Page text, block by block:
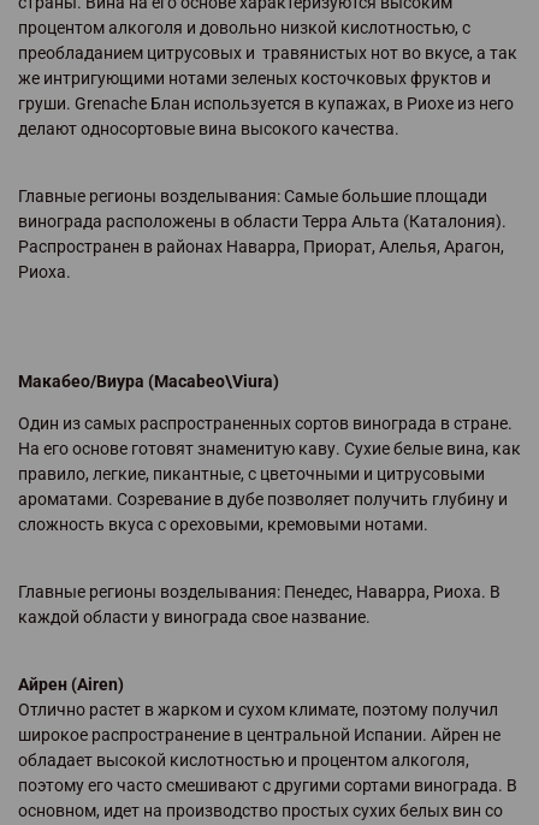
процентом алкоголя и довольно низкой кислотностью, с
преобладанием цитрусовых и травянистых нот во вкусе, а так
же интригующими нотами зеленых косточковых фруктов и
груши. Grenache Блан используется в купажах, в Риохе из него
делают односортовые вина высокого качества.
Главные регионы возделывания: Самые большие площади
винограда расположены в области Терра Альта (Каталония).
Распространен в районах Наварра, Приорат, Алелья, Арагон,
Риоха.
Макабео/Виура (Macabeo\Viura)
Один из самых распространенных сортов винограда в стране.
На его основе готовят знаменитую каву. Сухие белые вина, как
правило, легкие, пикантные, с цветочными и цитрусовыми
ароматами. Созревание в дубе позволяет получить глубину и
сложность вкуса с ореховыми, кремовыми нотами.
Главные регионы возделывания: Пенедес, Наварра, Риоха. В
каждой области у винограда свое название.
Айрен (Airen)
Отлично растет в жарком и сухом климате, поэтому получил
широкое распространение в центральной Испании. Айрен не
обладает высокой кислотностью и процентом алкоголя,
поэтому его часто смешивают с другими сортами винограда. В
основном, идет на производство простых сухих белых вин со